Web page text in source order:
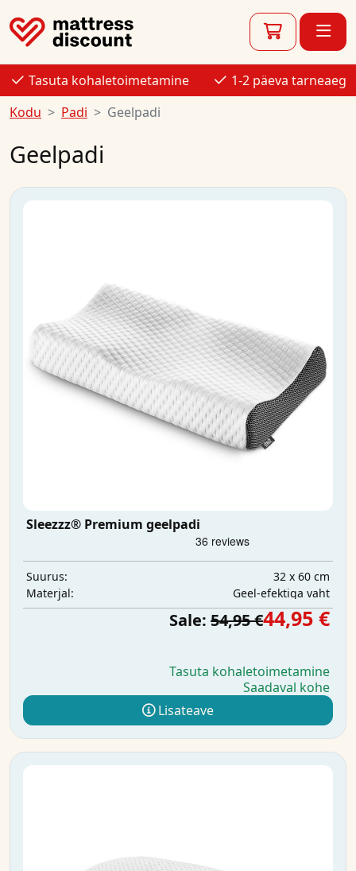
Tasuta kohaletoimetamine
1-2 päeva tarneaeg
Kodu
Padi Geelpadi
Geelpadi
Sleezzz® Premium geelpadi
Suurus:
32 x 60 cm
Materjal:
Geel-efektiga vaht
Sale: 54,95 €44,95 €
Tasuta kohaletoimetamine
Saadaval kohe
Lisateave